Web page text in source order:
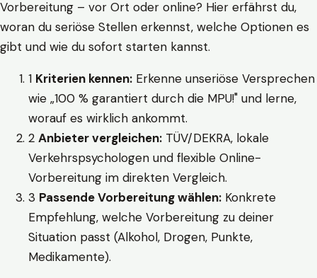
Vorbereitung – vor Ort oder online? Hier erfährst du,
woran du seriöse Stellen erkennst, welche Optionen es
gibt und wie du sofort starten kannst.
1 Kriterien kennen: Erkenne unseriöse Versprechen
wie „100 % garantiert durch die MPU!" und lerne,
worauf es wirklich ankommt.
2 Anbieter vergleichen: TÜV/DEKRA, lokale
Verkehrspsychologen und flexible Online-
Vorbereitung im direkten Vergleich.
3 Passende Vorbereitung wählen: Konkrete
Empfehlung, welche Vorbereitung zu deiner
Situation passt (Alkohol, Drogen, Punkte,
Medikamente).